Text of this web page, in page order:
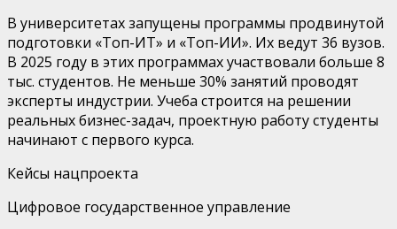
В университетахзапущены программы продвинутой
подготовки «Топ-ИТ» и «Топ-ИИ». Их ведут 36 вузов.
В 2025 году в этих программах участвовали больше 8
тыс. студентов. Не меньше 30% занятий проводят
эксперты индустрии. Учеба строится на решении
реальных бизнес-задач, проектную работу студенты
начинают с первого курса.
Кейсы нацпроекта
Цифровое государственное управление